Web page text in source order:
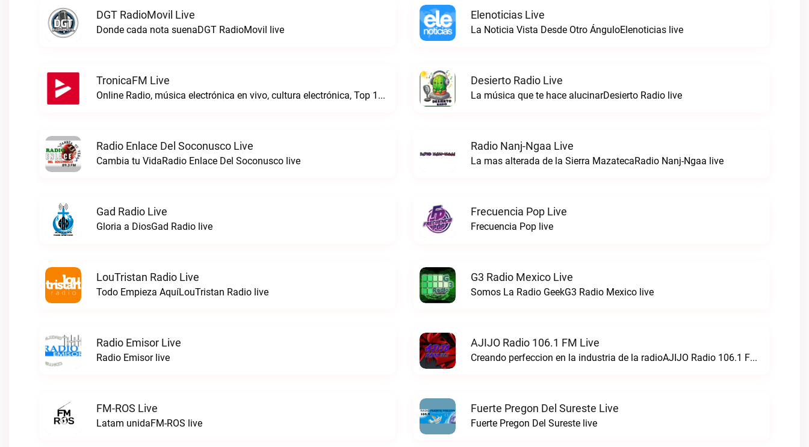
DGT RadioMovil Live
Donde cada nota suenaDGT RadioMovil live
Elenoticias Live
La Noticia Vista Desde Otro ÁnguloElenoticias live
TronicaFM Live
Online Radio, música electrónica en vivo, cultura electrónica, Top 10 semanal, videos, descargasTronicaFM live
Desierto Radio Live
La música que te hace alucinarDesierto Radio live
Radio Enlace Del Soconusco Live
Cambia tu VidaRadio Enlace Del Soconusco live
Radio Nanj-Ngaa Live
La mas alterada de la Sierra MazatecaRadio Nanj-Ngaa live
Gad Radio Live
Gloria a DiosGad Radio live
Frecuencia Pop Live
Frecuencia Pop live
LouTristan Radio Live
Todo Empieza AquíLouTristan Radio live
G3 Radio Mexico Live
Somos La Radio GeekG3 Radio Mexico live
Radio Emisor Live
Radio Emisor live
AJIJO Radio 106.1 FM Live
Creando perfeccion en la industria de la radioAJIJO Radio 106.1 FM live
FM-ROS Live
Latam unidaFM-ROS live
Fuerte Pregon Del Sureste Live
Fuerte Pregon Del Sureste live